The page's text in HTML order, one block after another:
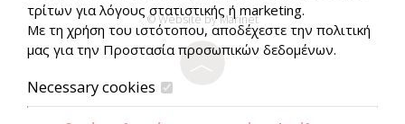
© Website by Marinet
︿
τρίτων για λόγους στατιστικής ή marketing.
Με τη χρήση του ιστότοπου, αποδέχεστε την πολιτική
μας για την Προστασία προσωπικών δεδομένων.
Necessary cookies